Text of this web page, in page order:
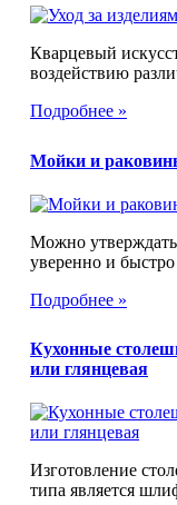
Кварцевый
воздействию
Подробнее »
Мойки и
Можно
уверенно и быстро
Подробнее »
Кухонные
или глянцевая
Изготовление
типа является